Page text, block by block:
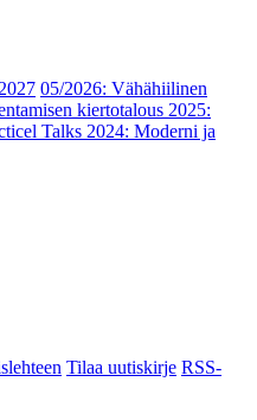
05/2026: Vähähiilinen
kiertotalous 2025:
Talks 2024: Moderni ja
Tilaa uutiskirje RSS-